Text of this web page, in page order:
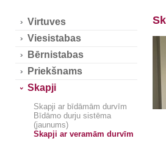
Virtuves
Viesistabas
Bērnistabas
Priekšnams
Skapji
Skapji ar bīdāmām durvīm
Bīdāmo durju sistēma
(jaunums)
Skapji ar veramām durvīm